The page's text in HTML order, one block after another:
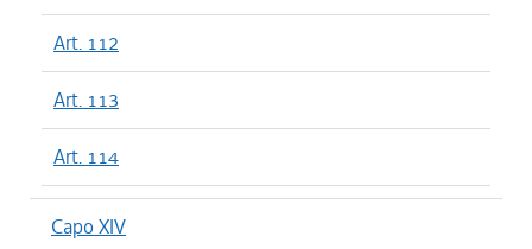
Art. 112
Art. 113
Art. 114
Capo XIV